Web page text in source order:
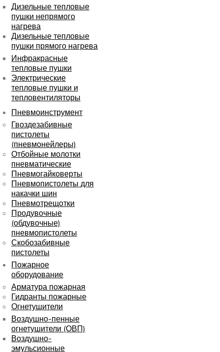
Дизельные тепловые
пушки непрямого
нагрева
Дизельные тепловые
пушки прямого нагрева
Инфракрасные
тепловые пушки
Электрические
тепловые пушки и
тепловентиляторы
Пневмоинструмент
Гвоздезабивные
пистолеты
(пневмонейлеры)
Отбойные молотки
пневматические
Пневмогайковерты
Пневмопистолеты для
накачки шин
Пневмотрещотки
Продувочные
(обдувочные)
пневмопистолеты
Скобозабивные
пистолеты
Пожарное
оборудование
Арматура пожарная
Гидранты пожарные
Огнетушители
Воздушно-пенные
огнетушители (ОВП)
Воздушно-
эмульсионные